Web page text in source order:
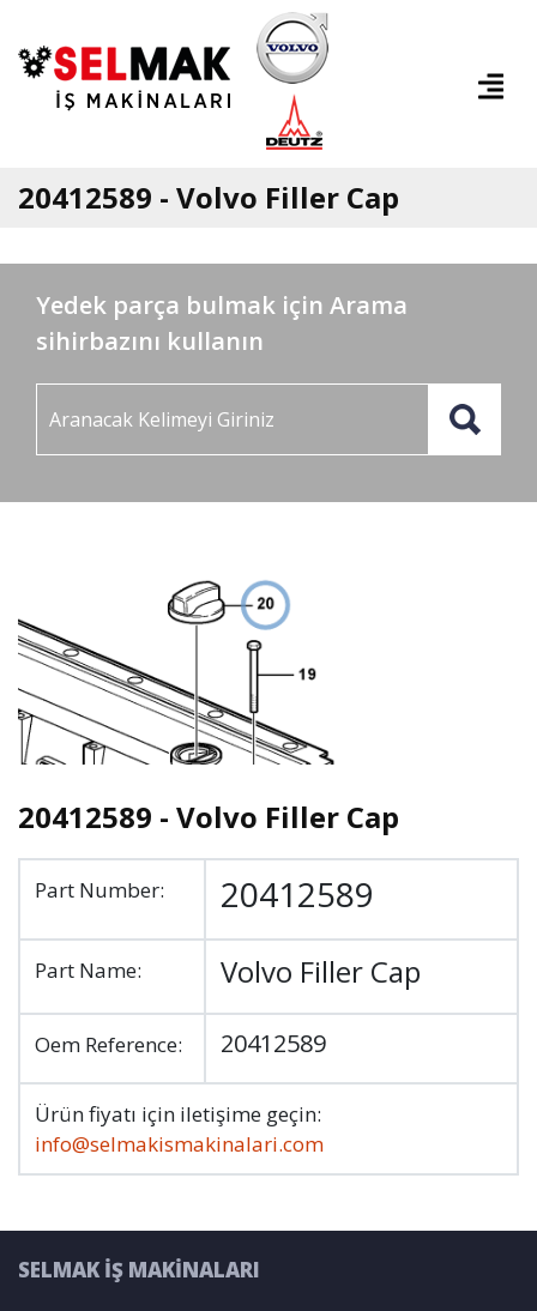
20412589 - Volvo Filler Cap
Yedek parça bulmak için Arama
sihirbazını kullanın
20412589 - Volvo Filler Cap
Part Number: 20412589
Part Name: Volvo Filler Cap
Oem Reference: 20412589
Ürün fiyatı için iletişime geçin:
info@selmakismakinalari.com
SELMAK İŞ MAKİNALARI